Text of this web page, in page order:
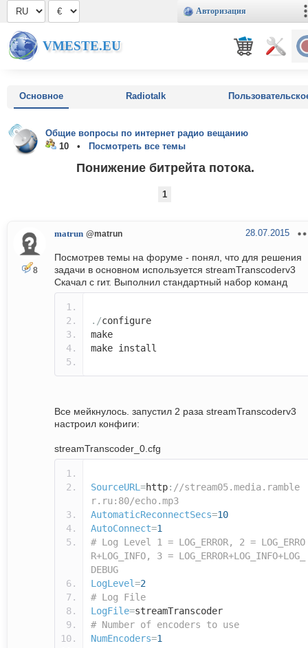
Авторизация
VMESTE.EU
Основное Radiotalk
Общие вопросы по интернет радио вещанию
10 •
Посмотреть все темы
Понижение битрейта потока.
1
8
matrun @matrun 28.07.2015
Посмотрев темы на форуме - понял, что для решения
задачи в основном используется streamTranscoderv3
Скачал с гит. Выполнил стандартный набор команд
./configure
make
make install
Все мейкнулось. запустил 2 раза streamTranscoderv3
настроил конфиги:
streamTranscoder_0.cfg
SourceURL =http: //stream05.media.ramble
r.ru:80/echo.mp3
AutomaticReconnectSecs=10
AutoConnect=1
# Log Level 1 = LOG_ERROR, 2 = LOG_ERRO
R+LOG_INFO, 3 = LOG_ERROR+LOG_INFO+LOG_
DEBUG
LogLevel=2
# Log File
LogFile=streamTranscoder
# Number of encoders to use
NumEncoders=1